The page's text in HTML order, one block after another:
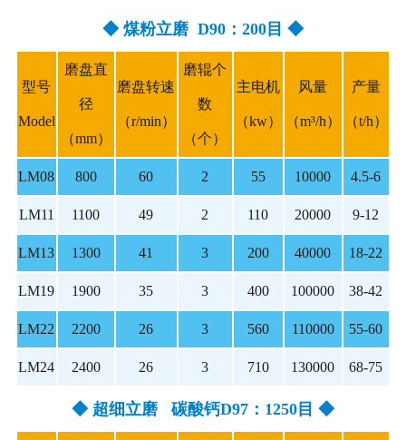
◆ 煤粉立磨 D90：200目 ◆
型号
Model
磨盘直
径
（mm）
磨盘转速
（r/min）
磨辊个
数
（个）
主电机
（kw）
风量
（m³/h）
产量
（t/h）
LM08 800 60 2 55 10000 4.5-6
LM11 1100 49 2 110 20000 9-12
LM13 1300 41 3 200 40000 18-22
LM19 1900 35 3 400 100000 38-42
LM22 2200 26 3 560 110000 55-60
LM24 2400 26 3 710 130000 68-75
◆ 超细立磨 碳酸钙D97：1250目 ◆